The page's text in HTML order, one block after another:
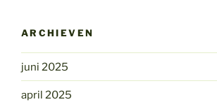
ARCHIEVEN
juni 2025
april 2025